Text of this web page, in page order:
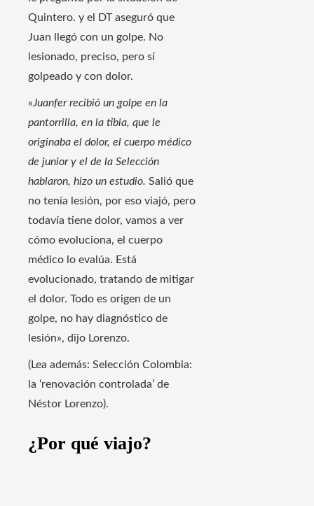
Quintero. y el DT aseguró que
Juan llegó con un golpe. No
lesionado, preciso, pero sí
golpeado y con dolor.
«Juanfer recibió un golpe en la
pantorrilla, en la tibia, que le
originaba el dolor, el cuerpo médico
de junior y el de la Selección
hablaron, hizo un estudio. Salió que
no tenía lesión, por eso viajó, pero
todavía tiene dolor, vamos a ver
cómo evoluciona, el cuerpo
médico lo evalúa. Está
evolucionado, tratando de mitigar
el dolor. Todo es origen de un
golpe, no hay diagnóstico de
lesión», dijo Lorenzo.
(Lea además: Selección Colombia:
la ‘renovación controlada’ de
Néstor Lorenzo).
¿Por qué viajo?